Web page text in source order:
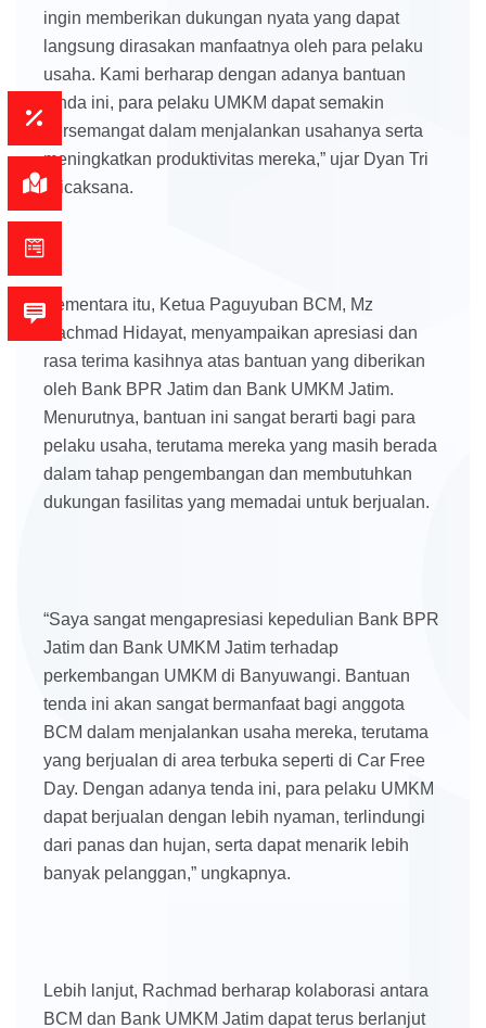
ingin memberikan dukungan nyata yang dapat
langsung dirasakan manfaatnya oleh para pelaku
usaha. Kami berharap dengan adanya bantuan
tenda ini, para pelaku UMKM dapat semakin
bersemangat dalam menjalankan usahanya serta
meningkatkan produktivitas mereka,” ujar Dyan Tri
Wicaksana.
Sementara itu, Ketua Paguyuban BCM, Mz
Rachmad Hidayat, menyampaikan apresiasi dan
rasa terima kasihnya atas bantuan yang diberikan
oleh Bank BPR Jatim dan Bank UMKM Jatim.
Menurutnya, bantuan ini sangat berarti bagi para
pelaku usaha, terutama mereka yang masih berada
dalam tahap pengembangan dan membutuhkan
dukungan fasilitas yang memadai untuk berjualan.
“Saya sangat mengapresiasi kepedulian Bank BPR
Jatim dan Bank UMKM Jatim terhadap
perkembangan UMKM di Banyuwangi. Bantuan
tenda ini akan sangat bermanfaat bagi anggota
BCM dalam menjalankan usaha mereka, terutama
yang berjualan di area terbuka seperti di Car Free
Day. Dengan adanya tenda ini, para pelaku UMKM
dapat berjualan dengan lebih nyaman, terlindungi
dari panas dan hujan, serta dapat menarik lebih
banyak pelanggan,” ungkapnya.
Lebih lanjut, Rachmad berharap kolaborasi antara
BCM dan Bank UMKM Jatim dapat terus berlanjut